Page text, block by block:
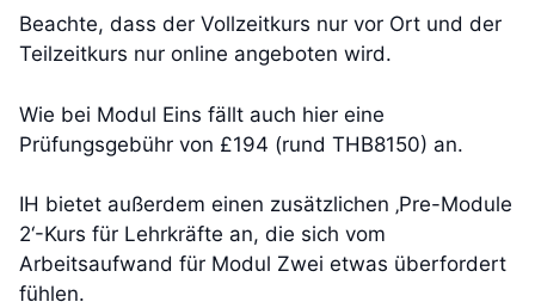
Beachte, dass der Vollzeitkurs nur vor Ort und der
Teilzeitkurs nur online angeboten wird.
Wie bei Modul Eins fällt auch hier eine
Prüfungsgebühr von £194 (rund THB8150) an.
IH bietet außerdem einen zusätzlichen ‚Pre-Module
2‘-Kurs für Lehrkräfte an, die sich vom
Arbeitsaufwand für Modul Zwei etwas überfordert
fühlen.